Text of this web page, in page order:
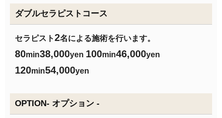
ダブルセラピストコース
セラピスト2名による施術を行います。
80min38,000yen 100min46,000yen
120min54,000yen
OPTION- オプション -